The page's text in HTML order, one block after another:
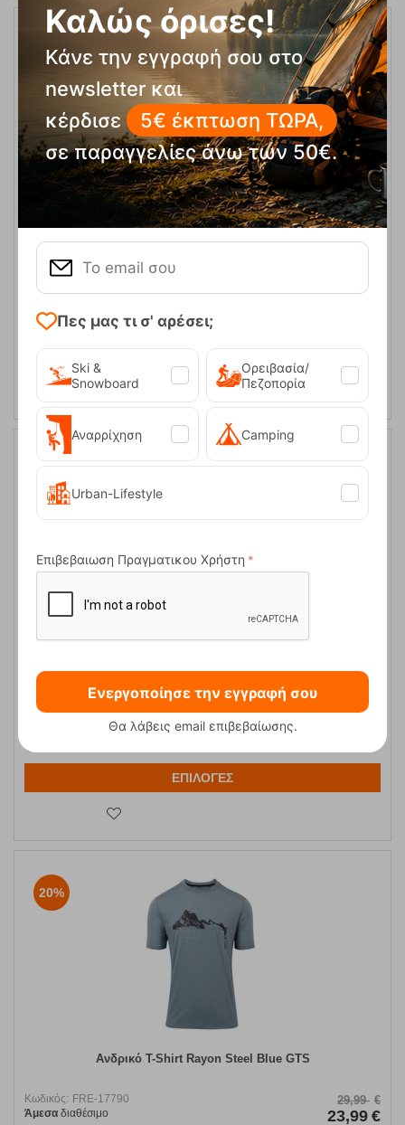
20%
Gabone-M Black Ανδρικό Παντελόνι Kilpi
Άμεσαδιαθέσιμο
Μέγεθος:
M
ΕΠΙΛΟΓΕΣ
40%
Γυναικείο T-Shirt Murano Grey GTS
Κωδικός:
διαθέσιμο
Μέγεθος:
ΕΠΙΛΟΓΕΣ
20%
Ανδρικό T-Shirt Rayon Steel Blue GTS
Κωδικός: FRE-17790
Άμεσα διαθέσιμο
29,99 €
23,99 €
Καλώς όρισες!
Κάνε την εγγραφή σου στο
newsletter και
κέρδισε
5€ έκπτωση ΤΩΡΑ,
σε παραγγελίες άνω των 50€.
Πες μας τι σ' αρέσει;
Ski &
Snowboard
Ορειβασία/
Πεζοπορία
Αναρρίχηση Camping
Urban-Lifestyle
Επιβεβαιωση Πραγματικου Χρήστη
Ενεργοποίησε την εγγραφή σου
Θα λάβεις email επιβεβαίωσης.